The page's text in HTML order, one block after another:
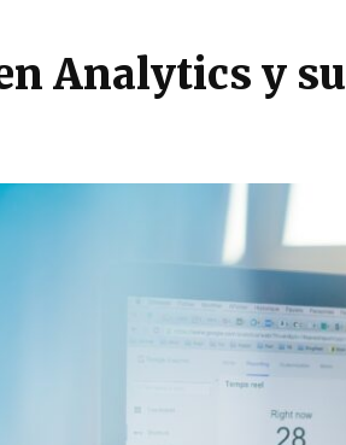
Analytics y